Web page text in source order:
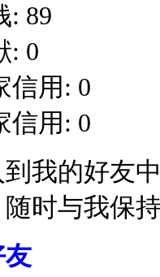
: 89
: 0
信用: 0
信用: 0
我的好友
时与我保
友